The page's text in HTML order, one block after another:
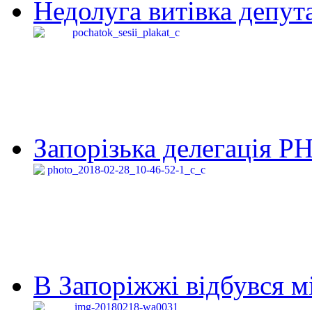
Недолуга витівка
Запорізька делегація
В Запоріжжі відбувся